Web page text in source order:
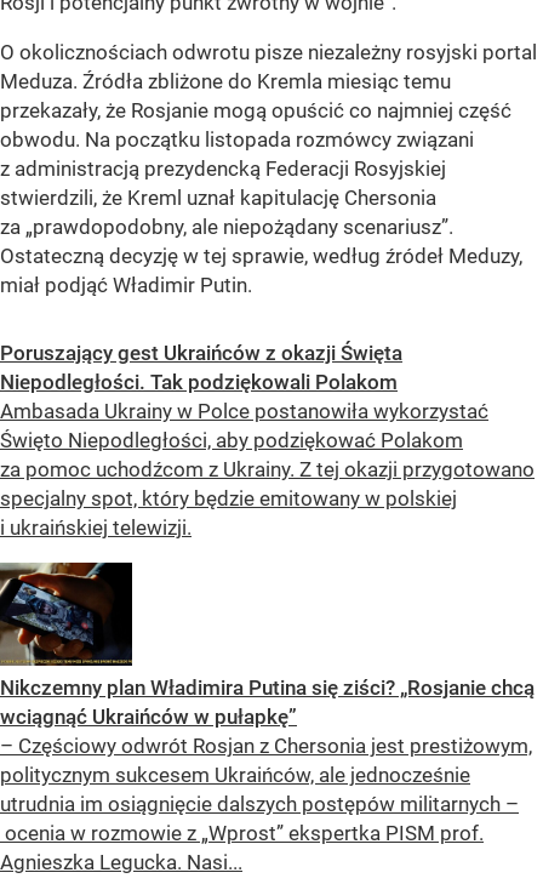
O okolicznościach odwrotu pisze niezależny rosyjski portal
Meduza. Źródła zbliżone do Kremla miesiąc temu
przekazały, że Rosjanie mogą opuścić co najmniej część
obwodu. Na początku listopada rozmówcy związani
z administracją prezydencką Federacji Rosyjskiej
stwierdzili, że Kreml uznał kapitulację Chersonia
za „prawdopodobny, ale niepożądany scenariusz”.
Ostateczną decyzję w tej sprawie, według źródeł Meduzy,
miał podjąć Władimir Putin.
Poruszający gest Ukraińców z okazji Święta
Niepodległości. Tak podziękowali Polakom
Ambasada Ukrainy w Polce postanowiła wykorzystać
Święto Niepodległości, aby podziękować Polakom
za pomoc uchodźcom z Ukrainy. Z tej okazji przygotowano
specjalny spot, który będzie emitowany w polskiej
i ukraińskiej telewizji.
Nikczemny plan Władimira Putina się ziści? „Rosjanie chcą
wciągnąć Ukraińców w pułapkę”
– Częściowy odwrót Rosjan z Chersonia jest prestiżowym,
politycznym sukcesem Ukraińców, ale jednocześnie
utrudnia im osiągnięcie dalszych postępów militarnych –
ocenia w rozmowie z „Wprost” ekspertka PISM prof.
Agnieszka Legucka. Nasi...